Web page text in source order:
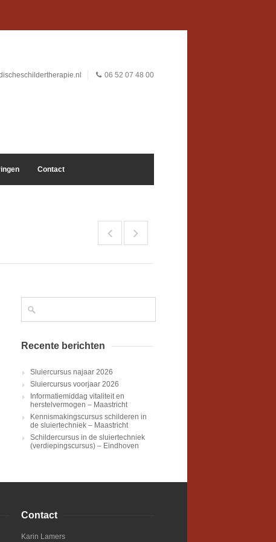
06 52 07 48 00
Contact
Recente berichten
Sluiercursus najaar 2026
Sluiercursus voorjaar 2026
Informatiemiddag vitaliteit en
herstelvermogen – Maastricht
Kennismakingscursus schilderen in
de sluiertechniek – Maastricht
Schildercursus in de sluiertechniek
(verdiepingscursus) – Eindhoven
Contact
Karin Lamers